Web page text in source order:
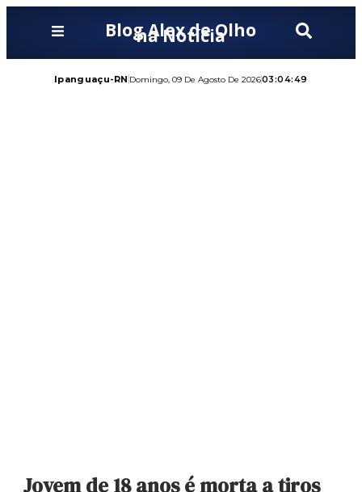
Blog Alex de Olho
na Notícia
Ipanguaçu-RN Domingo, 09 De Agosto De 202603:04:50
Jovem de 18 anos é morta a tiros